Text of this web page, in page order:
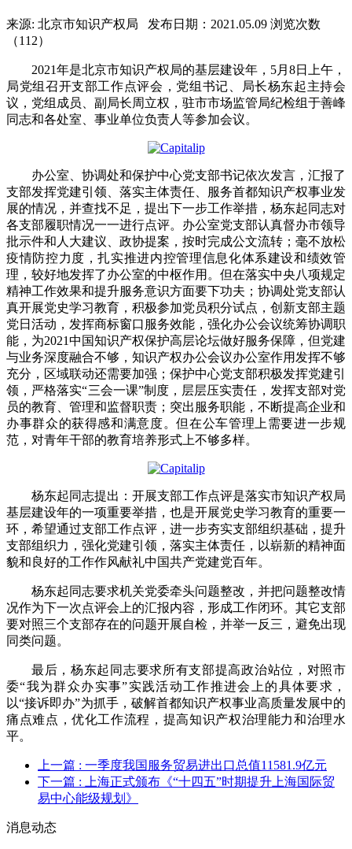
来源: 北京市知识产权局 发布日期：2021.05.09 浏览次数
（112）
2021年是北京市知识产权局的基层建设年，5月8日上午，
局党组召开支部工作点评会，党组书记、局长杨东起主持会
议，党组成员、副局长周立权，驻市市场监管局纪检组于善峰
同志和各处室、事业单位负责人等参加会议。
办公室、协调处和保护中心党支部书记依次发言，汇报了
支部发挥党建引领、落实主体责任、服务首都知识产权事业发
展的情况，并查找不足，提出下一步工作举措，杨东起同志对
各支部履职情况一一进行点评。办公室党支部认真督办市领导
批示件和人大建议、政协提案，按时完成公文流转；毫不放松
疫情防控力度，扎实推进内控管理信息化体系建设和绩效管
理，较好地发挥了办公室的中枢作用。但在落实中央八项规定
精神工作效果和提升服务意识方面要下功夫；协调处党支部认
真开展党史学习教育，积极参加党员积分试点，创新支部主题
党日活动，发挥商标窗口服务效能，强化办公会议统筹协调职
能，为2021中国知识产权保护高层论坛做好服务保障，但党建
与业务深度融合不够，知识产权办公会议办公室作用发挥不够
充分，区域联动还需要加强；保护中心党支部积极发挥党建引
领，严格落实“三会一课”制度，层层压实责任，发挥支部对党
员的教育、管理和监督职责；突出服务职能，不断提高企业和
办事群众的获得感和满意度。但在公车管理上需要进一步规
范，对青年干部的教育培养形式上不够多样。
杨东起同志提出：开展支部工作点评是落实市知识产权局
基层建设年的一项重要举措，也是开展党史学习教育的重要一
环，希望通过支部工作点评，进一步夯实支部组织基础，提升
支部组织力，强化党建引领，落实主体责任，以崭新的精神面
貌和良好的工作作风献礼中国共产党建党百年。
杨东起同志要求机关党委牵头问题整改，并把问题整改情
况作为下一次点评会上的汇报内容，形成工作闭环。其它支部
要对照三个支部存在的问题开展自检，并举一反三，避免出现
同类问题。
最后，杨东起同志要求所有支部提高政治站位，对照市
委“我为群众办实事”实践活动工作推进会上的具体要求，
以“接诉即办”为抓手，破解首都知识产权事业高质量发展中的
痛点难点，优化工作流程，提高知识产权治理能力和治理水
平。
上一篇 : 一季度我国服务贸易进出口总值11581.9亿元
下一篇 : 上海正式颁布《“十四五”时期提升上海国际贸
易中心能级规划》
消息动态